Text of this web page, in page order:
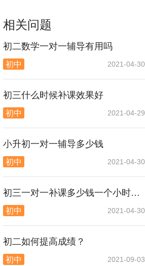
相关问题
初二数学一对一辅导有用吗
初中 2021-04-30
初三什么时候补课效果好
初中 2021-04-29
小升初一对一辅导多少钱
初中 2021-04-30
初三一对一补课多少钱一个小时合理
初中 2021-04-30
初二如何提高成绩？
初中 2021-09-03